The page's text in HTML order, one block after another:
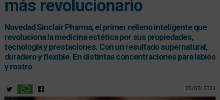
más revolucionario
Novedad Sinclair Pharma, el primer relleno inteligente que
revoluciona la medicina estética por sus propiedades,
tecnología y prestaciones. Con un resultado supernatural,
duradero y flexible. En distintas concentraciones para labios
y rostro
25/05/2021